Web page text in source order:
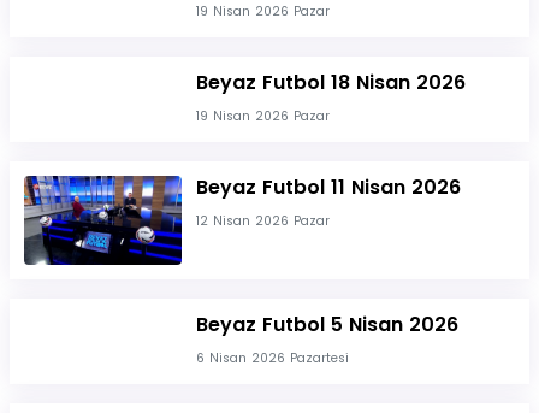
19 Nisan 2026 Pazar
Beyaz Futbol 18 Nisan 2026
19 Nisan 2026 Pazar
Beyaz Futbol 11 Nisan 2026
12 Nisan 2026 Pazar
Beyaz Futbol 5 Nisan 2026
6 Nisan 2026 Pazartesi